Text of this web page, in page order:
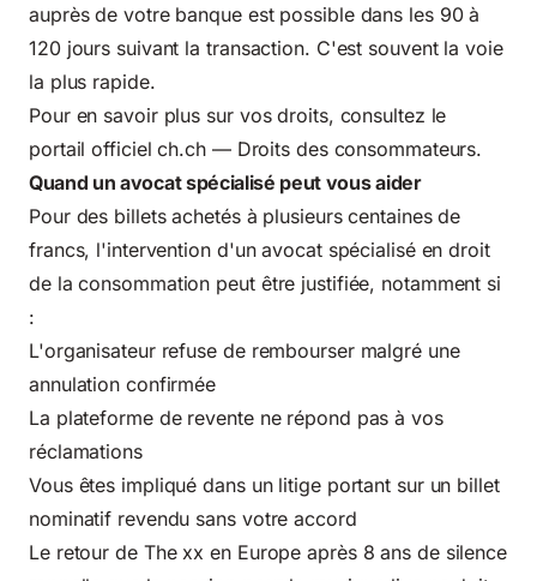
auprès de votre banque est possible dans les 90 à
120 jours suivant la transaction. C'est souvent la voie
la plus rapide.
Pour en savoir plus sur vos droits, consultez le
portail officielch.ch — Droits des consommateurs.
Quand un avocat spécialisé peut vous aider
Pour des billets achetés à plusieurs centaines de
francs, l'intervention d'un avocat spécialisé en droit
de la consommation peut être justifiée, notamment si
:
L'organisateur refuse de rembourser malgré une
annulation confirmée
La plateforme de revente ne répond pas à vos
réclamations
Vous êtes impliqué dans un litige portant sur un billet
nominatif revendu sans votre accord
Le retour de The xx en Europe après 8 ans de silence